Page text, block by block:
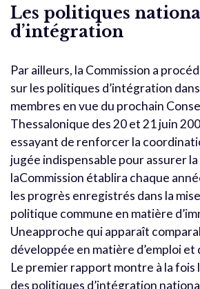
Les politiques
d’intégration
Par ailleurs, la Commission a
sur les politiques d’intégration
membres en vue du prochain
Thessalonique des 20 et 21 juin
essayant de renforcer la
jugée indispensable pour assurer
laCommission établira chaque
les progrès enregistrés dans la
politique commune en matière
Uneapproche qui apparaît
développée en matière d’emploi et
Le premier rapport montre à la
des politiques d’intégration